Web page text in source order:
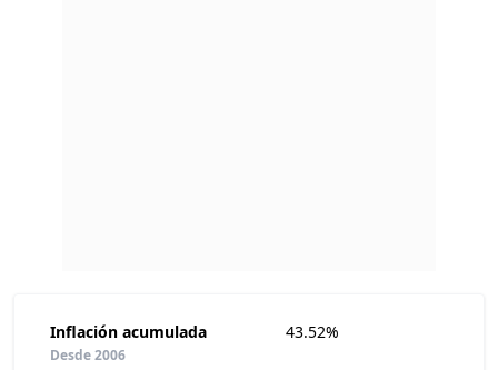
Inflación acumulada
Desde 2006
43.52%